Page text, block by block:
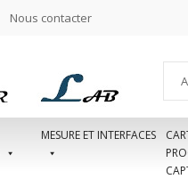
Nous contacter
MESURE ET INTERFACES